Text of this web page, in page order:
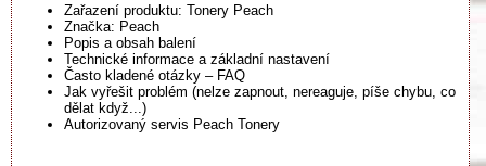
Zařazení produktu: Tonery Peach
Značka: Peach
Popis a obsah balení
Technické informace a základní nastavení
Často kladené otázky – FAQ
Jak vyřešit problém (nelze zapnout, nereaguje, píše chybu, co
dělat když...)
Autorizovaný servis Peach Tonery